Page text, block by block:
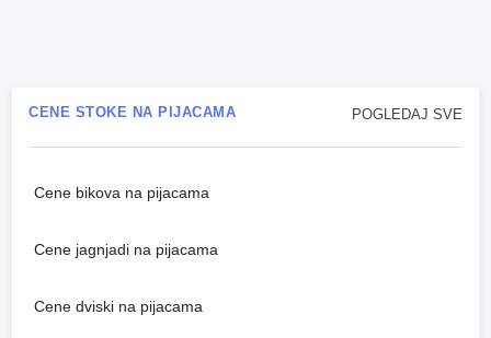
POGLEDAJ SVE
CENE STOKE NA PIJACAMA
Cene bikova na pijacama
Cene jagnjadi na pijacama
Cene dviski na pijacama